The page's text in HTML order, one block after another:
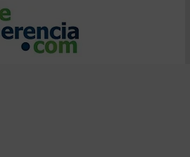
de suministro: qué hacer
UU.: cómo segmentarlo y venderle